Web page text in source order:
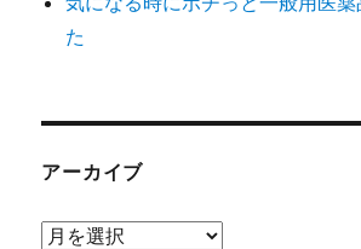
た
アーカイブ
ア